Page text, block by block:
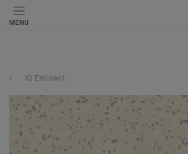
MENU
iQ Eminent